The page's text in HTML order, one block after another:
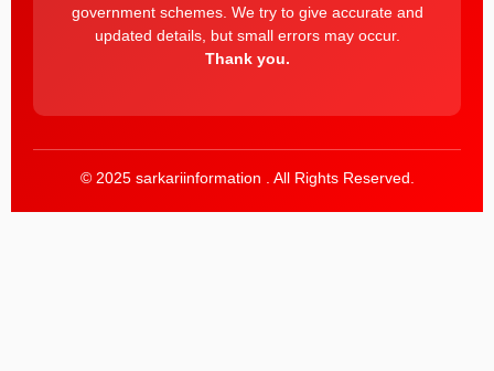
government schemes. We try to give accurate and
updated details, but small errors may occur.
Thank you.
© 2025 sarkariinformation . All Rights Reserved.